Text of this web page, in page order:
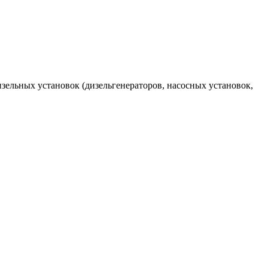
установок (дизельгенераторов, насосных установок,